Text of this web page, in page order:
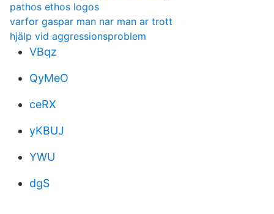
pathos ethos logos
varfor gaspar man nar man ar trott
hjälp vid aggressionsproblem
VBqz
QyMeO
ceRX
yKBUJ
YWU
dgS